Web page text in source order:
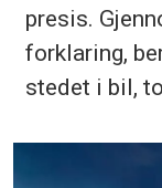
presis.
forklaring,
stedet i bil,